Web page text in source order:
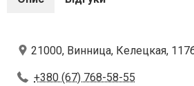
21000, Винница, Келецкая,
+380 (67) 768-58-55